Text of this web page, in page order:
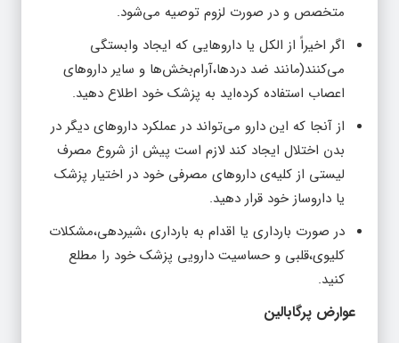
متخصص و در صورت لزوم توصیه می‌شود.
اگر اخیراً از الکل یا داروهایی که ایجاد وابستگی
می‌کنند(مانند ضد دردها،آرام‌بخش‌ها و سایر داروهای
اعصاب استفاده کرده‌اید به پزشک خود اطلاع دهید.
از آنجا که این دارو می‌تواند در عملکرد داروهای دیگر در
بدن اختلال ایجاد کند لازم است پیش از شروع مصرف
لیستی از کلیه‌ی داروهای مصرفی خود در اختیار پزشک
یا داروساز خود قرار دهید.
در صورت بارداری یا اقدام به بارداری ،شیردهی،مشکلات
کلیوی،قلبی و حساسیت دارویی پزشک خود را مطلع
کنید.
عوارض پرگابالین